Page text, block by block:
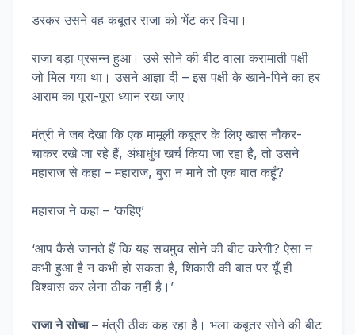
डरकर उसने वह कबूतर राजा को भेंट कर दिया।
राजा बड़ा प्रसन्न हुआ। उसे सोने की बीट वाला करामाती पक्षी
जो मिल गया था। उसने आज्ञा दी – इस पक्षी के खाने-पिने का हर
आराम का पूरा-पूरा ध्यान रखा जाए।
मंत्री ने जब देखा कि एक मामूली कबूतर के लिए खास नौकर-
चाकर रखे जा रहे हैं, अंधाधुंध खर्च किया जा रहा है, तो उसने
महाराज से कहा – महाराज, बुरा न माने तो एक बात कहूँ?
महाराज ने कहा – ‘कहिए’
‘आप कैसे जानते हैं कि यह सचमुच सोने की बीट करेगी? ऐसा न
कभी हुआ है न कभी हो सकता है, शिकारी की बात पर यूँ ही
विश्वास कर लेना ठीक नहीं है।’
राजा ने सोचा – मंत्री ठीक कह रहा है। भला कबूतर सोने की बीट